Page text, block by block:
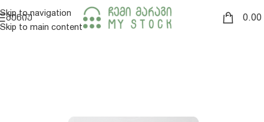
Skip to navigation
Skip to main content
ᲛᲔᲜᲘᲣ 0.00